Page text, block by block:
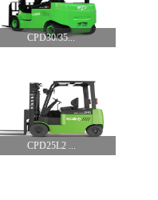
CPD30/35...
CPD25L2 ...